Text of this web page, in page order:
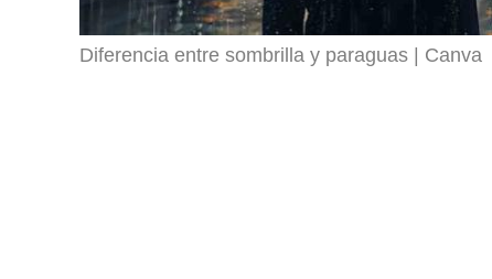
Diferencia entre sombrilla y paraguas Canva